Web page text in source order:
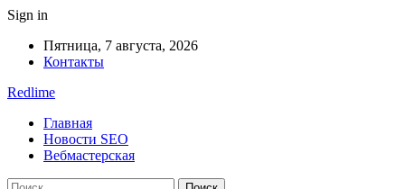
Sign in
Пятница, 7 августа, 2026
Контакты
Redlime
Главная
Новости SEO
Вебмастерская